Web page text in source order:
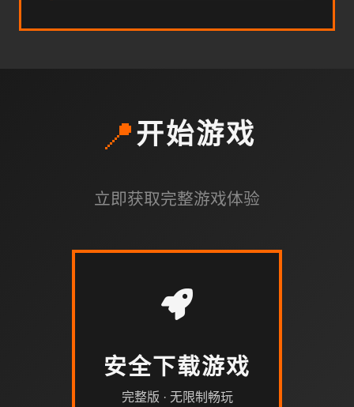
📍开始游戏
立即获取完整游戏体验
安全下载游戏
完整版 · 无限制畅玩